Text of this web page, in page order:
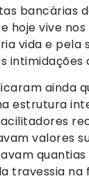
bancárias
hoje vive nos
vida e pela
intimidações
ainda
estrutura
valores
travessia na